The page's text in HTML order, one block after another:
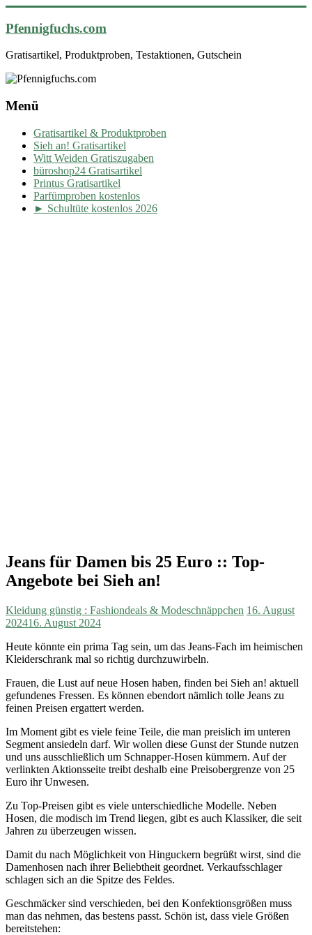
Pfennigfuchs.com
Gratisartikel, Produktproben, Testaktionen, Gutschein
Menü
Gratisartikel & Produktproben
Sieh an! Gratisartikel
Witt Weiden Gratiszugaben
büroshop24 Gratisartikel
Printus Gratisartikel
Parfümproben kostenlos
► Schultüte kostenlos 2026
Jeans für Damen bis 25 Euro :: Top-
Angebote bei Sieh an!
Kleidung günstig : Fashiondeals & Modeschnäppchen 16. August
202416. August 2024
Heute könnte ein prima Tag sein, um das Jeans-Fach im heimischen
Kleiderschrank mal so richtig durchzuwirbeln.
Frauen, die Lust auf neue Hosen haben, finden bei Sieh an! aktuell
gefundenes Fressen. Es können ebendort nämlich tolle Jeans zu
feinen Preisen ergattert werden.
Im Moment gibt es viele feine Teile, die man preislich im unteren
Segment ansiedeln darf. Wir wollen diese Gunst der Stunde nutzen
und uns ausschließlich um Schnapper-Hosen kümmern. Auf der
verlinkten Aktionsseite treibt deshalb eine Preisobergrenze von 25
Euro ihr Unwesen.
Zu Top-Preisen gibt es viele unterschiedliche Modelle. Neben
Hosen, die modisch im Trend liegen, gibt es auch Klassiker, die seit
Jahren zu überzeugen wissen.
Damit du nach Möglichkeit von Hinguckern begrüßt wirst, sind die
Damenhosen nach ihrer Beliebtheit geordnet. Verkaufsschlager
schlagen sich an die Spitze des Feldes.
Geschmäcker sind verschieden, bei den Konfektionsgrößen muss
man das nehmen, das bestens passt. Schön ist, dass viele Größen
bereitstehen: